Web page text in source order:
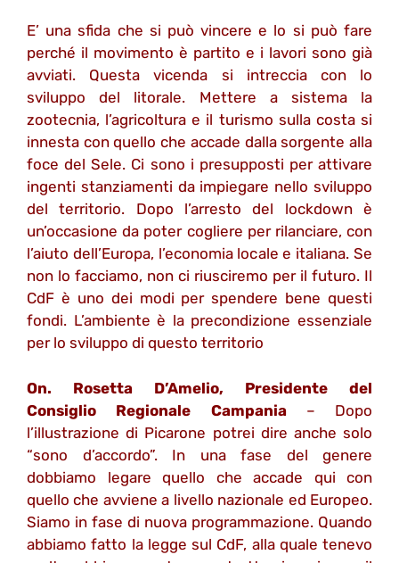
E’ una sfida che si può vincere e lo si può fare
perché il movimento è partito e i lavori sono già
avviati. Questa vicenda si intreccia con lo
sviluppo del litorale. Mettere a sistema la
zootecnia, l’agricoltura e il turismo sulla costa si
innesta con quello che accade dalla sorgente alla
foce del Sele. Ci sono i presupposti per attivare
ingenti stanziamenti da impiegare nello sviluppo
del territorio. Dopo l’arresto del lockdown è
un’occasione da poter cogliere per rilanciare, con
l’aiuto dell’Europa, l’economia locale e italiana. Se
non lo facciamo, non ci riusciremo per il futuro. Il
CdF è uno dei modi per spendere bene questi
fondi. L’ambiente è la precondizione essenziale
per lo sviluppo di questo territorio
On. Rosetta D’Amelio, Presidente del
Consiglio Regionale Campania– Dopo
l’illustrazione di Picarone potrei dire anche solo
“sono d’accordo”. In una fase del genere
dobbiamo legare quello che accade qui con
quello che avviene a livello nazionale ed Europeo.
Siamo in fase di nuova programmazione. Quando
abbiamo fatto la legge sul CdF, alla quale tenevo